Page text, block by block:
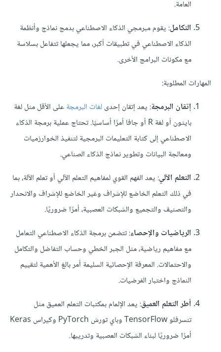
العامة.
التكامل: يقوم مبرمجي الذكاء الاصطناعي بدمج نماذج وأنظمة
الذكاء الاصطناعي في تطبيقات أكبر، مما يجعلها تتفاعل بسلاسة
مع مكونات البرامج الأخرى.
المهارات المطلوبة:
إتقان البرمجة: يعد إتقان إحدىلغات البرمجةعلى الأقل مثل لغة
بايثون أو لغة R أو جافا أمرًا أساسيًا. تحتاج عملية برمجة الذكاء
الاصطناعي إلى كتابة التعليمات البرمجية لتنفيذ الخوارزميات
ومعالجة البيانات وتطوير نماذج الذكاء الصناعي.
التعلم الآلي: يعد الفهم القوي لمفاهيم التعلم الآلي أو تعلم الآلة، بما
في ذلك التعلم الخاضع للإشراف وغير الخاضع للإشراف والانحدار
والتصنيف والتجميع والشبكات العصبية، أمرًا ضروريًا.
الرياضيات والإحصاء: تتضمن برمجة الذكاء الاصطناعي التعامل
مع مفاهيم رياضية، مثل الجبر الخطي وحساب التفاضل والتكامل
والاحتمالات. المعرفة الإحصائية السليمة أمر بالغ الأهمية لتقييم
النماذج واختبار الفرضيات.
أطر التعلم العميق: يعد الإلمام بمكتبات التعلم العميق مثل
تنسرفلو TensorFlow وباي تورش PyTorch وكيراس Keras
أمرًا ضروريًا لبناء الشبكات العصبية وتدريبها.